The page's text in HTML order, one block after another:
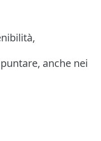
anche nei